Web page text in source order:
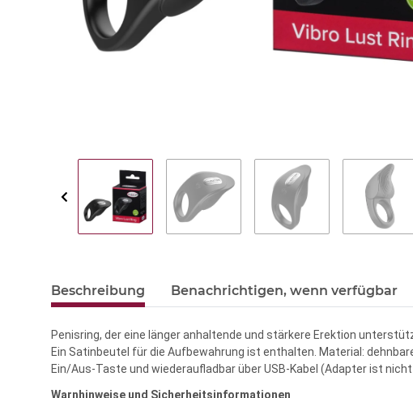
Beschreibung Benachrichtigen, wenn verfügbar
Penisring, der eine länger anhaltende und stärkere Erektion
Ein Satinbeutel für die Aufbewahrung ist enthalten. Material:
Ein/Aus-Taste und wiederaufladbar über USB-Kabel (Adapter ist
Warnhinweise und Sicherheitsinformationen